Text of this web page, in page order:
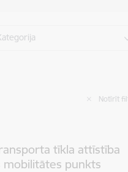
Notīrīt
tīkla attīstība
mobilitātes punkts